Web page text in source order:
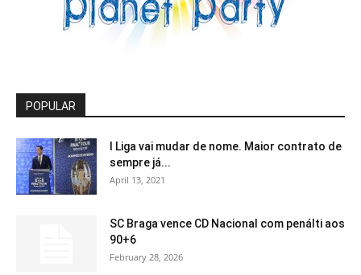
POPULAR
I Liga vai mudar de nome. Maior contrato de
sempre já...
April 13, 2021
SC Braga vence CD Nacional com penálti aos
90+6
February 28, 2026